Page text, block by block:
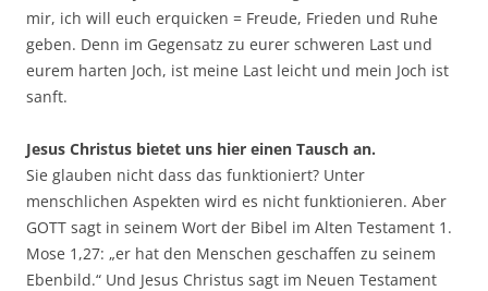
mir, ich will euch erquicken = Freude, Frieden und Ruhe
geben. Denn im Gegensatz zu eurer schweren Last und
eurem harten Joch, ist meine Last leicht und mein Joch ist
sanft.
Jesus Christus bietet uns hier einen Tausch an.
Sie glauben nicht dass das funktioniert? Unter
menschlichen Aspekten wird es nicht funktionieren. Aber
GOTT sagt in seinem Wort der Bibel im Alten Testament 1.
Mose 1,27: „er hat den Menschen geschaffen zu seinem
Ebenbild.“ Und Jesus Christus sagt im Neuen Testament